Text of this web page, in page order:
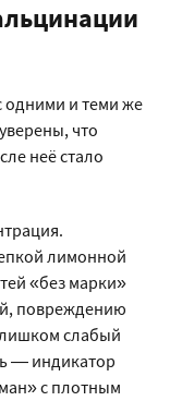
одними и теми же
что
неё стало
лимонной
«без марки»
повреждению
слабый
— индикатор
с плотным